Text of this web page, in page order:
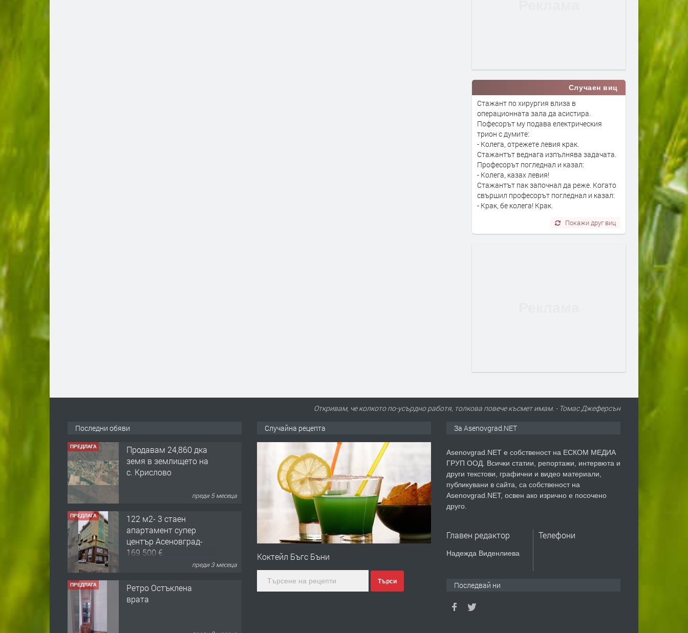
Случаен виц
Стажант по хирургия влиза в
операционната зала да асистира.
Пофесорът му подава електрическия
трион с думите:
- Колега, отрежете левия крак.
Стажантът веднага изпълнява задачата.
Професорът погледнал и казал:
- Колега, казах левия!
Стажантът пак започнал да реже. Когато
свършил професорът погледнал и казал:
- Крак, бе колега! Крак.
Покажи друг виц
Откривам, че колкото по-усърдно работя, толкова повече късмет имам. - Томас Джеферсън
Последни обяви
ПРЕДЛАГА
122 м2- 3 стаен
апартамент супер
център Асеновград-
преди 3 месеца
ПРЕДЛАГА
Ретро Остъклена
врата
преди 3 месеца
ПРЕДЛАГА
🌟HYUNDAI i10 - 2024 |
Само 55 лв./ден от DL
Случайна рецепта
Коктейл Бъгс Бъни
Търси
За Asenovgrad.NET
Asenovgrad.NET е собственост на ЕСКОМ МЕДИА
ГРУП ООД. Всички статии, репортажи, интервюта и
други текстови, графични и видео материали,
публикувани в сайта, са собственост на
Asenovgrad.NET, освен ако изрично е посочено
друго.
Главен редактор
Надежда Виденлиева
Телефони
Последвай ни